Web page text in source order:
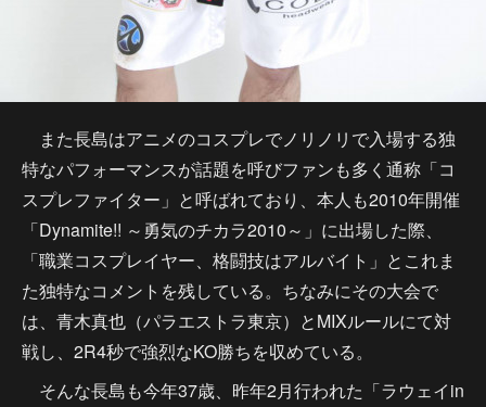
また長島はアニメのコスプレでノリノリで入場する独
特なパフォーマンスが話題を呼びファンも多く通称「コ
スプレファイター」と呼ばれており、本人も2010年開催
「Dynamite!! ～勇気のチカラ2010～」に出場した際、
「職業コスプレイヤー、格闘技はアルバイト」とこれま
た独特なコメントを残している。ちなみにその大会で
は、青木真也（パラエストラ東京）とMIXルールにて対
戦し、2R4秒で強烈なKO勝ちを収めている。
そんな長島も今年37歳、昨年2月行われた「ラウェイin